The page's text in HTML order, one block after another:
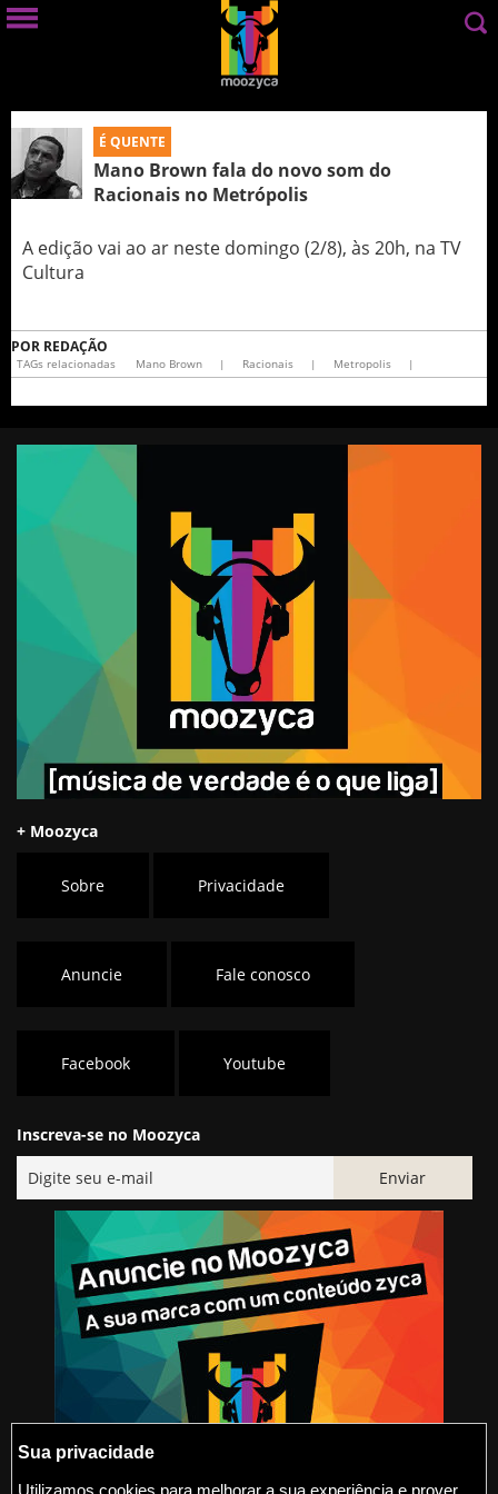
É QUENTE
Mano Brown fala do novo som do
Racionais no Metrópolis
A edição vai ao ar neste domingo (2/8), às 20h, na TV
Cultura
POR REDAÇÃO
TAGs relacionadas Mano Brown | Racionais | Metropolis |
+ Moozyca
Sobre Privacidade
Anuncie Fale conosco
Facebook Youtube
Inscreva-se no Moozyca
Sua privacidade
Utilizamos cookies para melhorar a sua experiência e prover